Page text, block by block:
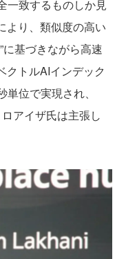
一致するものしか見
より、類似度の高い
に基づきながら高速
クトルAIインデック
位で実現され、
アイザ氏は主張し